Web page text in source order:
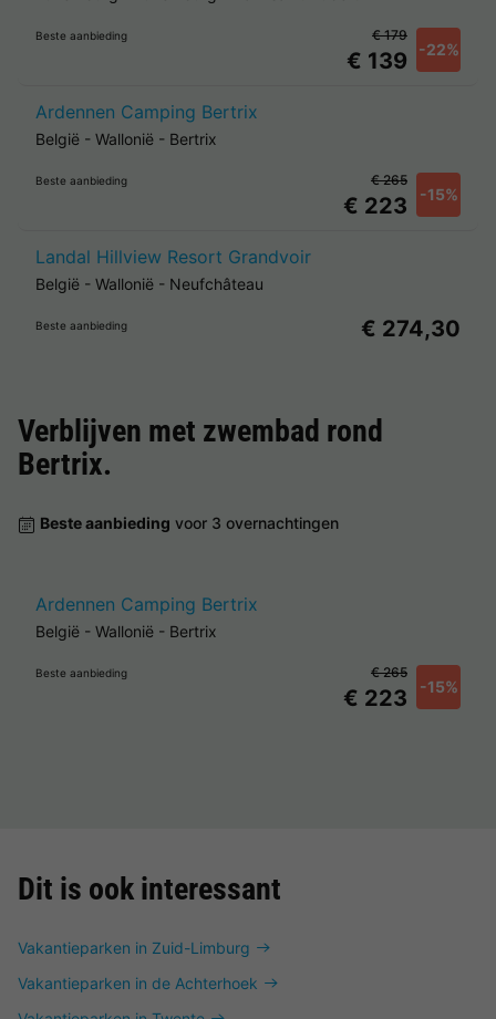
Beste aanbieding
€ 139 -22%
€ 179
Ardennen Camping Bertrix
België - Wallonië - Bertrix
Beste aanbieding
€ 223 -15%
€ 265
Landal Hillview Resort Grandvoir
België - Wallonië - Neufchâteau
Beste aanbieding € 274,30
Verblijven met zwembad rond
Bertrix.
Beste aanbieding voor 3 overnachtingen
Ardennen Camping Bertrix
België - Wallonië - Bertrix
Beste aanbieding
€ 223 -15%
€ 265
Dit is ook interessant
Vakantieparken in Zuid-Limburg
Vakantieparken in de Achterhoek